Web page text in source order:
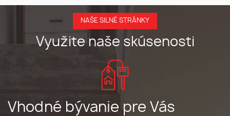
NAŠE SILNÉ STRÁNKY
Využite naše skúsenosti
Vhodné bývanie pre Vás